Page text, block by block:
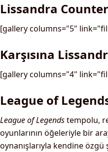
Lissandra Counter
[gallery columns="5"
Karşısına
[gallery columns="4"
League of
League of Legendstempolu,
oyunlarının öğeleriyle bir
oynanışlarıyla kendine